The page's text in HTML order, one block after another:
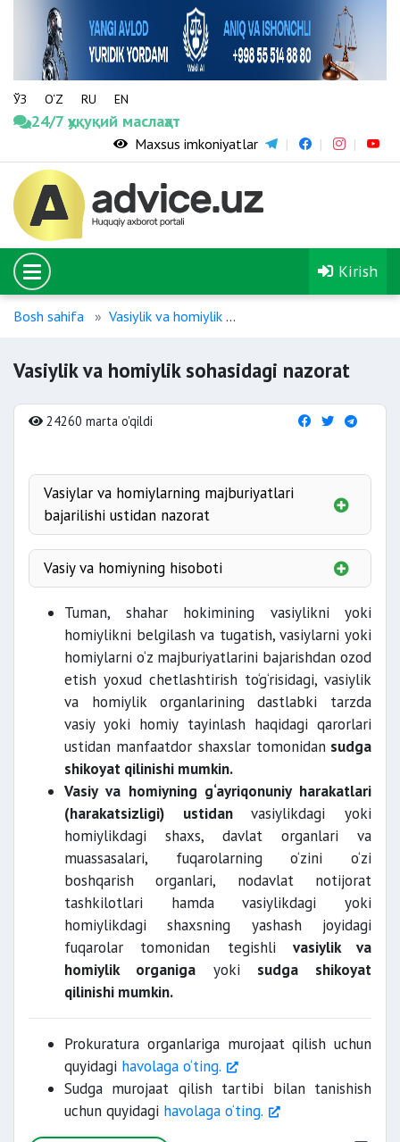
ЎЗ O‘Z RU EN
24/7 ҳуқуқий маслаҳат
Maxsus imkoniyatlar
Kirish
Bosh sahifa Vasiylik va homiylik
Vasiylik va homiylik sohasidagi nazorat
24260 marta o'qildi
Vasiylar va homiylarning majburiyatlari
bajarilishi ustidan nazorat
yashash joyidagi vasiylik va
homiylik organlari
sudga shikoyat
qilishga haqli.
organlari
huquqni muhofaza qiluvchi
organlar
arur
choralar ko‘rishi shart.
Vasiy va homiyning hisoboti
Tuman, shahar hokimining vasiylikni yoki
homiylikni belgilash va tugatish, vasiylarni yoki
homiylarni o‘z majburiyatlarini bajarishdan ozod
etish yoxud chetlashtirish to‘g‘risidagi, vasiylik
va homiylik organlarining dastlabki tarzda
vasiy yoki homiy tayinlash haqidagi qarorlari
ustidan manfaatdor shaxslar tomonidansudga
shikoyat qilinishi mumkin.
Vasiy va homiyning g‘ayriqonuniy harakatlari
(harakatsizligi) ustidanvasiylikdagi yoki
homiylikdagi shaxs, davlat organlari va
muassasalari, fuqarolarning o‘zini o‘zi
boshqarish organlari, nodavlat notijorat
tashkilotlari hamda vasiylikdagi yoki
homiylikdagi shaxsning yashash joyidagi
fuqarolar tomonidan tegishli vasiylik va
homiylik organigayoki sudga shikoyat
qilinishi mumkin.
Prokuratura organlariga murojaat qilish uchun
quyidagi havolaga o‘ting.
Sudga murojaat qilish tartibi bilan tanishish
uchun quyidagi havolaga o‘ting.